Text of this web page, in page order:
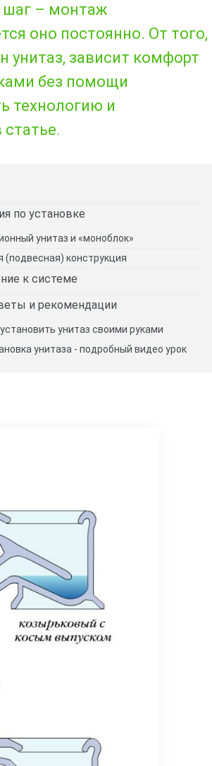
шаг – монтаж
оно постоянно. От того,
унитаз, зависит комфорт
без помощи
технологию и
по установке
унитаз и «моноблок»
(подвесная) конструкция
к системе
и рекомендации
унитаз своими руками
унитаза - подробный видео урок